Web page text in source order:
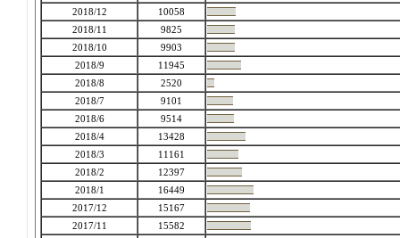
2018/12
10058
2018/11
9825
2018/10
9903
2018/9
11945
2018/8
2520
2018/7
9101
2018/6
9514
2018/4
13428
2018/3
11161
2018/2
12397
2018/1
16449
2017/12
15167
2017/11
15582